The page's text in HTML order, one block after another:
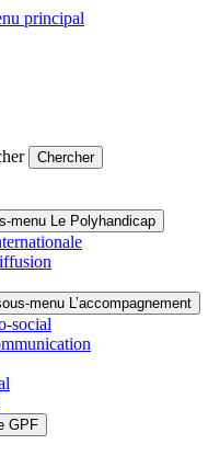
principal
polyhandicapées dans
menu Le Polyhandicap
menu L’accompagnement
social
GPF